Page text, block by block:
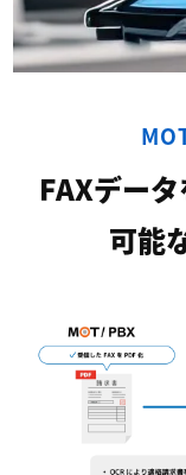
FAXデー
可能